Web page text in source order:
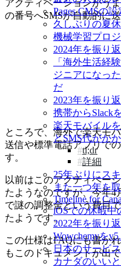
Pages CMSの
久しぶりの夏
機械学習プロ
2024年を振り
「海外生活経
ジニアになっ
だ
2023年を振り
携帯からSlack
楽天モバイル
とSMS代がか
tl;dr
詳細
25年ぶりにス
また一つ年を
Timeline for
iOSでの休暇中
2022年を振り
Wowchemyを
日本のサービ
カナダのいい
アクティベーションがう
の番号へSMSが自動的に
ところで、海外で楽天モ
送信や標準電話アプリで
す。
以前はこのアクティベー
たようなのですが、今年4
で謎の調整金という費目
たようです。
この仕様はFAQにも書か
もこのドキュメントが出